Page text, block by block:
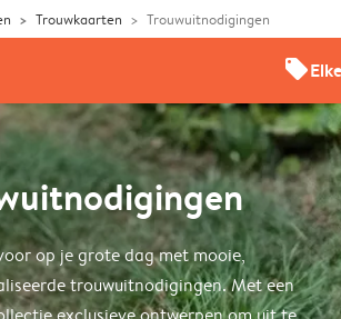
Trouwkaarten Trouwuitnodigingen
offers
op je grote dag met mooie,
trouwuitnodigingen. Met een